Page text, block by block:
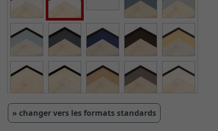
» changer vers les formats standards